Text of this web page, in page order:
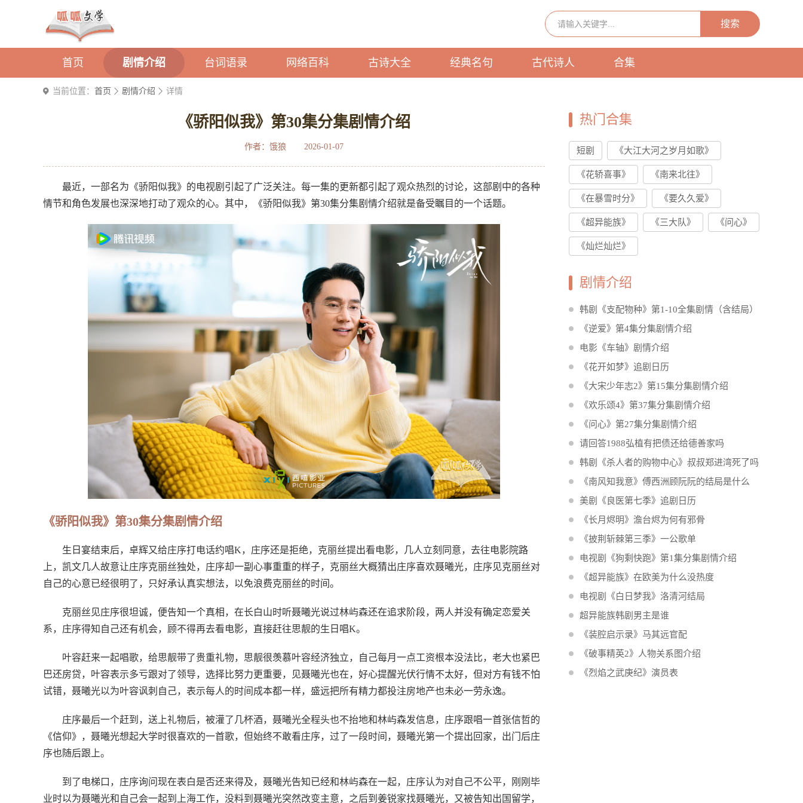
搜索
首页 剧情介绍 台词语录 网络百科 古诗大全 经典名句 古代诗人 合集
当前位置： 首页 剧情介绍 详情
《骄阳似我》第30集分集剧情介绍
作者：饿狼 2026-01-07
最近，一部名为《骄阳似我》的电视剧引起了广泛关注。每一集的更新都引起了观众热烈的讨论，这部剧中的各种
情节和角色发展也深深地打动了观众的心。其中，《骄阳似我》第30集分集剧情介绍就是备受瞩目的一个话题。
《骄阳似我》第30集分集剧情介绍
生日宴结束后，卓辉又给庄序打电话约唱K，庄序还是拒绝，克丽丝提出看电影，几人立刻同意，去往电影院路
上，凯文几人故意让庄序克丽丝独处，庄序却一副心事重重的样子，克丽丝大概猜出庄序喜欢聂曦光，庄序见克丽丝对
自己的心意已经很明了，只好承认真实想法，以免浪费克丽丝的时间。
克丽丝见庄序很坦诚，便告知一个真相，在长白山时听聂曦光说过林屿森还在追求阶段，两人并没有确定恋爱关
系，庄序得知自己还有机会，顾不得再去看电影，直接赶往思靓的生日唱K。
叶容赶来一起唱歌，给思靓带了贵重礼物，思靓很羡慕叶容经济独立，自己每月一点工资根本没法比，老大也紧巴
巴还房贷，叶容表示多亏跟对了领导，选择比努力更重要，见聂曦光也在，好心提醒光伏行情不太好，但对方有钱不怕
试错，聂曦光以为叶容讽刺自己，表示每人的时间成本都一样，盛远把所有精力都投注房地产也未必一劳永逸。
庄序最后一个赶到，送上礼物后，被灌了几杯酒，聂曦光全程头也不抬地和林屿森发信息，庄序跟唱一首张信哲的
《信仰》，聂曦光想起大学时很喜欢的一首歌，但始终不敢看庄序，过了一段时间，聂曦光第一个提出回家，出门后庄
序也随后跟上。
到了电梯口，庄序询问现在表白是否还来得及，聂曦光告知已经和林屿森在一起，庄序认为对自己不公平，刚刚毕
业时以为聂曦光和自己会一起到上海工作，没料到聂曦光突然改变主意，之后到姜锐家找聂曦光，又被告知出国留学，
热门合集
短剧 《大江大河之岁月如歌》
《花轿喜事》 《南来北往》
《在暴雪时分》 《要久久爱》
《超异能族》 《三大队》 《问心》
《灿烂灿烂》
剧情介绍
韩剧《支配物种》第1-10全集剧情（含结局）
《逆爱》第4集分集剧情介绍
电影《车轴》剧情介绍
《花开如梦》追剧日历
《大宋少年志2》第15集分集剧情介绍
《欢乐颂4》第37集分集剧情介绍
《问心》第27集分集剧情介绍
请回答1988弘植有把债还给德善家吗
韩剧《杀人者的购物中心》叔叔郑进湾死了吗
《南风知我意》傅西洲顾阮阮的结局是什么
美剧《良医第七季》追剧日历
《长月烬明》澹台烬为何有邪骨
《披荆斩棘第三季》一公歌单
电视剧《狗剩快跑》第1集分集剧情介绍
《超异能族》在欧美为什么没热度
电视剧《白日梦我》洛清河结局
超异能族韩剧男主是谁
《装腔启示录》马其远官配
《破事精英2》人物关系图介绍
《烈焰之武庚纪》演员表